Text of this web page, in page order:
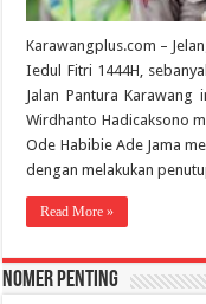
Karawangplus.com –
Iedul Fitri 1444H,
Jalan Pantura Karawang
Wirdhanto Hadicaksono
Ode Habibie Ade Jama
dengan melakukan
Read More »
Nomer Penting